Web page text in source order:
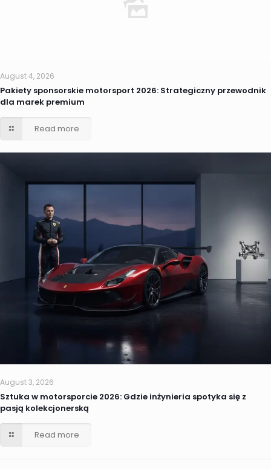
August 4, 2026
Pakiety sponsorskie motorsport 2026: Strategiczny przewodnik
dla marek premium
Read more
August 3, 2026
Sztuka w motorsporcie 2026: Gdzie inżynieria spotyka się z
pasją kolekcjonerską
Read more